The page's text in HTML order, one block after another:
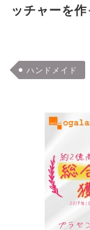
ッチャーを
ハンドメイド